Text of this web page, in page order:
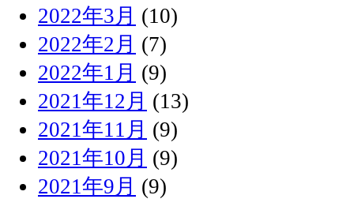
2022年3月 (10)
2022年2月 (7)
2022年1月 (9)
2021年12月 (13)
2021年11月 (9)
2021年10月 (9)
2021年9月 (9)